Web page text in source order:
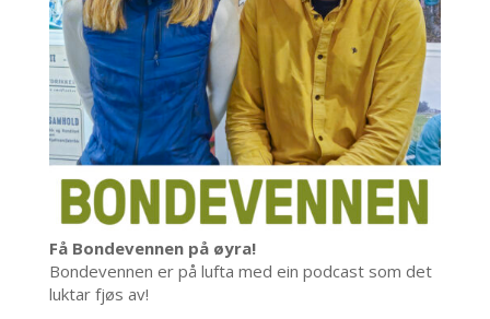
Få Bondevennen på øyra!
Bondevennen er på lufta med ein podcast som det
luktar fjøs av!